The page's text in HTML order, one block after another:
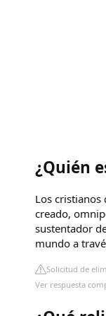
¿Quién
Los cristianos
creado,
sustentador
mundo a
Solicitud de
Ver respuesta